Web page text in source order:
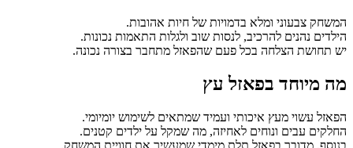
המשחק צבעוני ומלא בדמויות של חיות אהובות.
הילדים נהנים להרכיב, לנסות שוב ולגלות התאמות נכונות.
יש תחושת הצלחה בכל פעם שהפאזל מתחבר בצורה נכונה.
מה מיוחד בפאזל עץ
הפאזל עשוי מעץ איכותי ועמיד שמתאים לשימוש יומיומי.
החלקים עבים ונוחים לאחיזה, מה שמקל על ילדים קטנים.
בנוסף, מדובר בפאזל תלת מימדי שמעשיר את חוויית המשחק.